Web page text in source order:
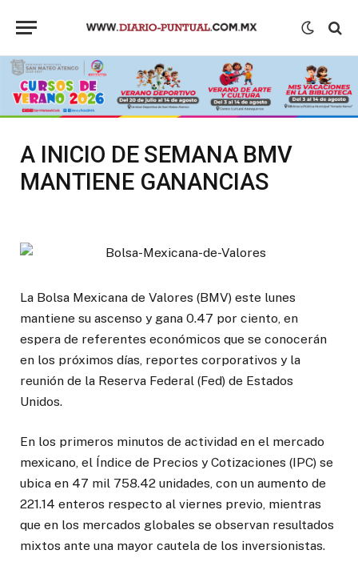
A INICIO DE SEMANA BMV
MANTIENE GANANCIAS
La Bolsa Mexicana de Valores (BMV) este lunes
mantiene su ascenso y gana 0.47 por ciento, en
espera de referentes económicos que se conocerán
en los próximos días, reportes corporativos y la
reunión de la Reserva Federal (Fed) de Estados
Unidos.
En los primeros minutos de actividad en el mercado
mexicano, el Índice de Precios y Cotizaciones (IPC) se
ubica en 47 mil 758.42 unidades, con un aumento de
221.14 enteros respecto al viernes previo, mientras
que en los mercados globales se observan resultados
mixtos ante una mayor cautela de los inversionistas.